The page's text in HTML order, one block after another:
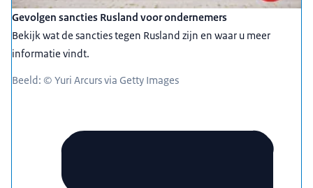
Gevolgen sancties Rusland voor ondernemers
Bekijk wat de sancties tegen Rusland zijn en waar u meer
informatie vindt.
Beeld: © Yuri Arcurs via Getty Images